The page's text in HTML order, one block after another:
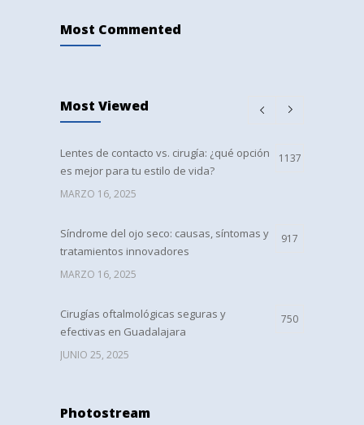
Most Commented
Most Viewed
Lentes de contacto vs. cirugía: ¿qué opción
es mejor para tu estilo de vida?
1137
MARZO 16, 2025
Síndrome del ojo seco: causas, síntomas y
tratamientos innovadores
917
MARZO 16, 2025
Cirugías oftalmológicas seguras y
efectivas en Guadalajara
750
JUNIO 25, 2025
cómo elegir el ideal
Photostream